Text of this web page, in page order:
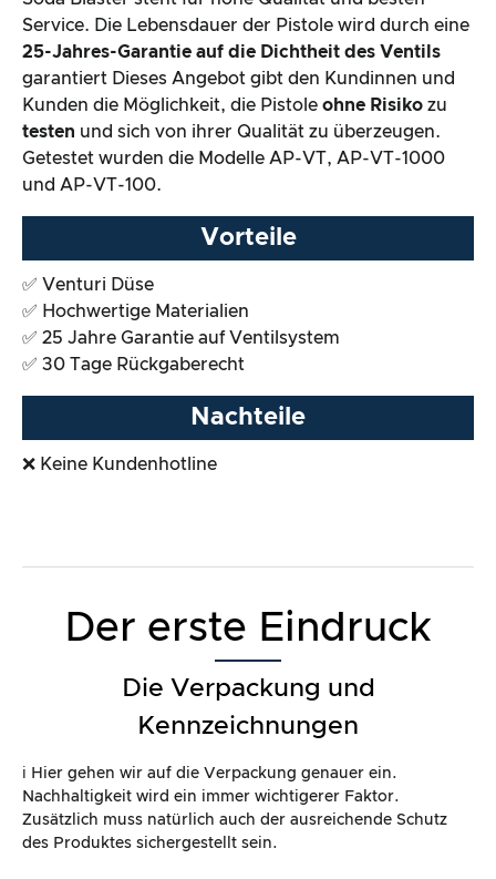
Service. Die Lebensdauer der Pistole wird durch eine
25-Jahres-Garantie auf die Dichtheit des Ventils
garantiert Dieses Angebot gibt den Kundinnen und
Kunden die Möglichkeit, die Pistole ohne Risiko zu
testen und sich von ihrer Qualität zu überzeugen.
Getestet wurden die Modelle AP-VT, AP-VT-1000
und AP-VT-100.
Vorteile
✅ Venturi Düse
✅ Hochwertige Materialien
✅ 25 Jahre Garantie auf Ventilsystem
✅ 30 Tage Rückgaberecht
Nachteile
❌ Keine Kundenhotline
Der erste Eindruck
Die Verpackung und
Kennzeichnungen
ℹ️ Hier gehen wir auf die Verpackung genauer ein.
Nachhaltigkeit wird ein immer wichtigerer Faktor.
Zusätzlich muss natürlich auch der ausreichende Schutz
des Produktes sichergestellt sein.